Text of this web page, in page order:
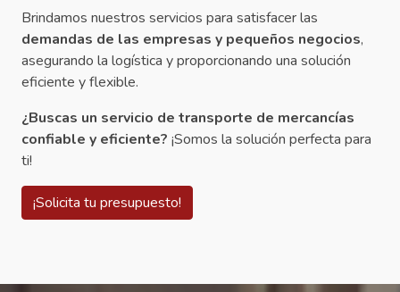
Brindamos nuestros servicios para satisfacer las
demandas de las empresas y pequeños negocios,
asegurando la logística y proporcionando una solución
eficiente y flexible.
¿Buscas un servicio de transporte de mercancías
confiable y eficiente? ¡Somos la solución perfecta para
ti!
¡Solicita tu presupuesto!